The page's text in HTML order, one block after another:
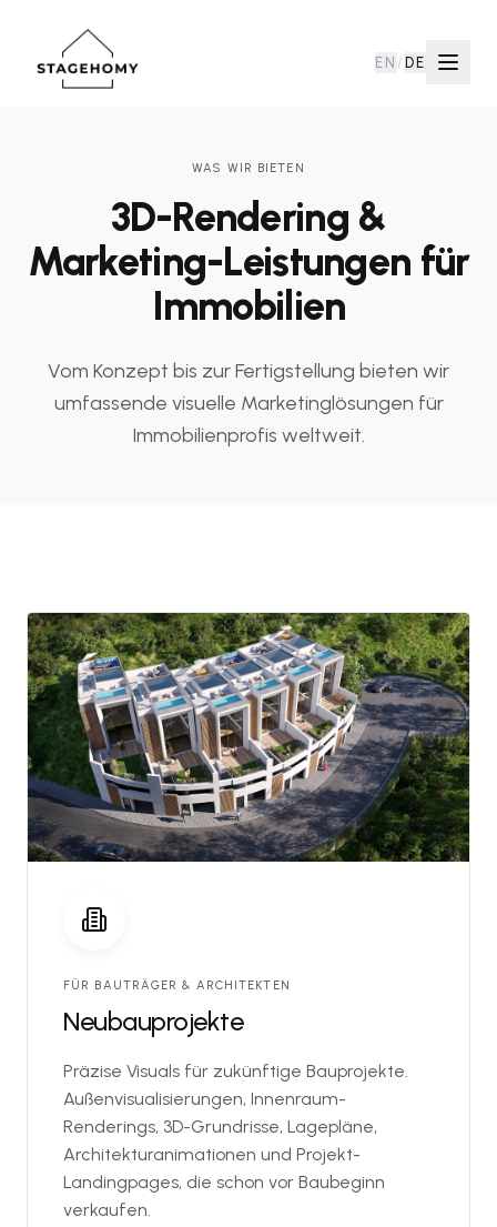
EN /DE
WAS WIR BIETEN
3D-Rendering &
Marketing-Leistungen für
Immobilien
Vom Konzept bis zur Fertigstellung bieten wir
umfassende visuelle Marketinglösungen für
Immobilienprofis weltweit.
FÜR BAUTRÄGER & ARCHITEKTEN
Neubauprojekte
Präzise Visuals für zukünftige Bauprojekte.
Außenvisualisierungen, Innenraum-
Renderings, 3D-Grundrisse, Lagepläne,
Architekturanimationen und Projekt-
Landingpages, die schon vor Baubeginn
verkaufen.